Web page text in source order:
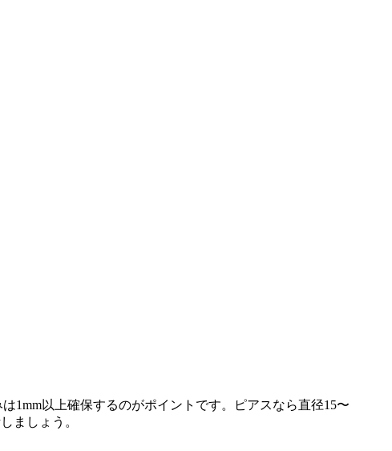
1mm以上確保するのがポイントです。ピアスなら直径15〜
ましょう。